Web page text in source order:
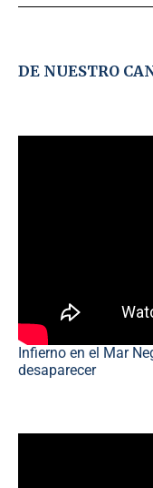
DE NUESTRO
Infierno en el Mar
desaparecer